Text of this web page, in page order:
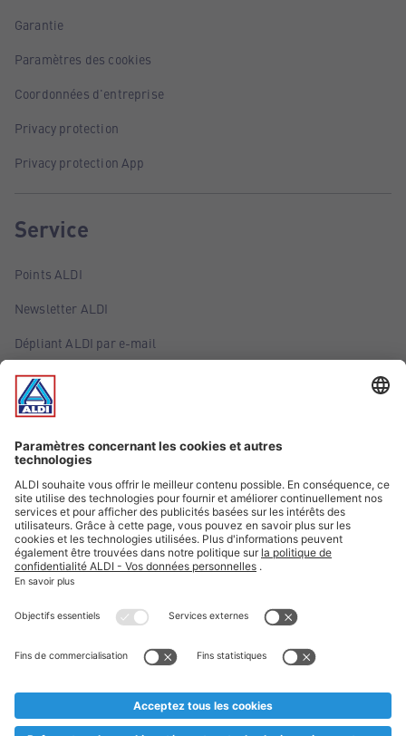
Garantie
Paramètres des cookies
Coordonnées d'entreprise
Privacy protection
Privacy protection App
Service
Points ALDI
Newsletter ALDI
Dépliant ALDI par e-mail
Offres
Infos essentielles
Suivez ALDI Belgique
Textes marqués d'un astérisque et mentions légales
* Nous vendons ces articles temporairement et jusqu'à
au cas où, malgré le planning bien étudié, nous serions
prématurément en rupture de stock. Prix Recupel et TVA incl.
** Sur ce site, l’utilisation de la forme masculine a été adoptée